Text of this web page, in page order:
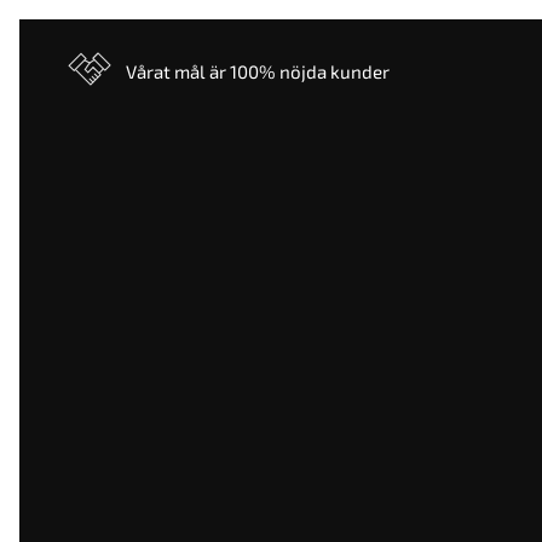
Vårat mål är 100% nöjda kunder